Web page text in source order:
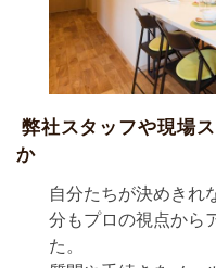
弊社スタッフや現場
か
自分たちが決めきれ
分もプロの視点から
た。